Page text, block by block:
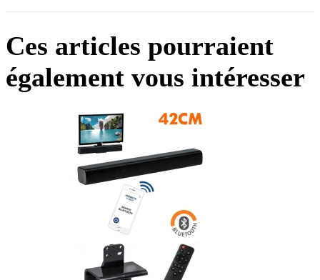
Ces articles pourraient
également vous intéresser